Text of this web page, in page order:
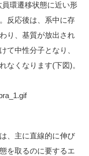
環遷移状態に近い形
反応後は、系中に存
り、基質が放出され
て中性分子となり、
なくなります(下図)。
、主に直線的に伸び
を取るのに要するエ